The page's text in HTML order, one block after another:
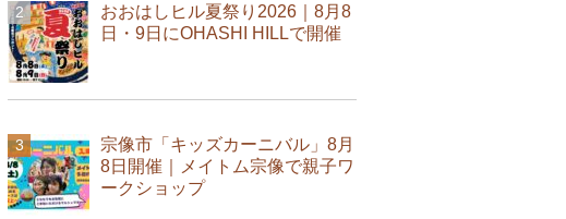
おおはしヒル夏祭り2026｜8月8
日・9日にOHASHI HILLで開催
宗像市「キッズカーニバル」8月
8日開催｜メイトム宗像で親子ワ
ークショップ